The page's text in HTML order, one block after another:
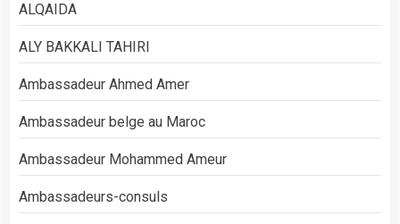
ALQAIDA
ALY BAKKALI TAHIRI
Ambassadeur Ahmed Amer
Ambassadeur belge au Maroc
Ambassadeur Mohammed Ameur
Ambassadeurs-consuls